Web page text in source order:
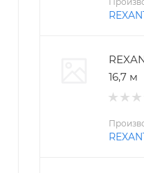
16,7 м